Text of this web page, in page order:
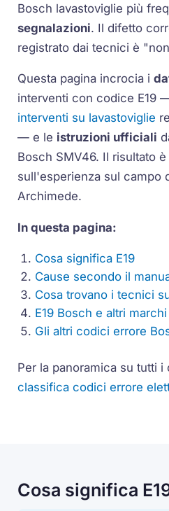
Bosch lavastoviglie più
segnalazioni. Il difetto
registrato dai tecnici è
Questa pagina incrocia i
interventi con codice E19
interventi su lavastoviglie
— e le istruzioni ufficiali
Bosch SMV46. Il risultato
sull'esperienza sul campo
Archimede.
In questa pagina:
Cosa significa E19
Cause secondo il
Cosa trovano i tecnici
E19 Bosch e altri marchi
Gli altri codici errore
Per la panoramica su tutti
classifica codici errore
Cosa significa